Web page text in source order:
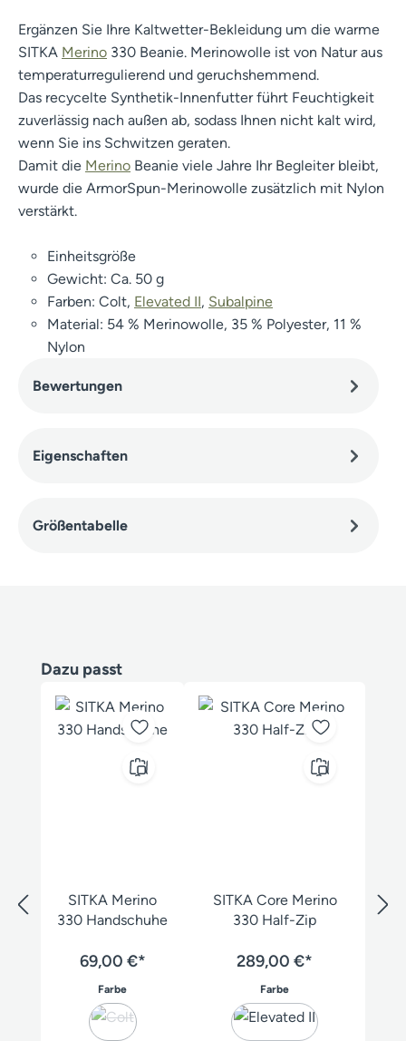
Ergänzen Sie Ihre Kaltwetter-Bekleidung um die warme
SITKA Merino 330 Beanie. Merinowolle ist von Natur aus
temperaturregulierend und geruchshemmend.
Das recycelte Synthetik-Innenfutter führt Feuchtigkeit
zuverlässig nach außen ab, sodass Ihnen nicht kalt wird,
wenn Sie ins Schwitzen geraten.
Damit die Merino Beanie viele Jahre Ihr Begleiter bleibt,
wurde die ArmorSpun-Merinowolle zusätzlich mit Nylon
verstärkt.
Einheitsgröße
Gewicht: Ca. 50 g
Farben: Colt, Elevated II, Subalpine
Material: 54 % Merinowolle, 35 % Polyester, 11 %
Nylon
Bewertungen
Eigenschaften
Größentabelle
Produktgalerie überspringen
Dazu passt
SITKA Merino
330 Handschuhe
69,00 €*
Farbeauswählen
(Diese Option ist zurzeit nicht verfügbar.)
SITKA Core Merino
330 Half-Zip
289,00 €*
Farbeauswählen